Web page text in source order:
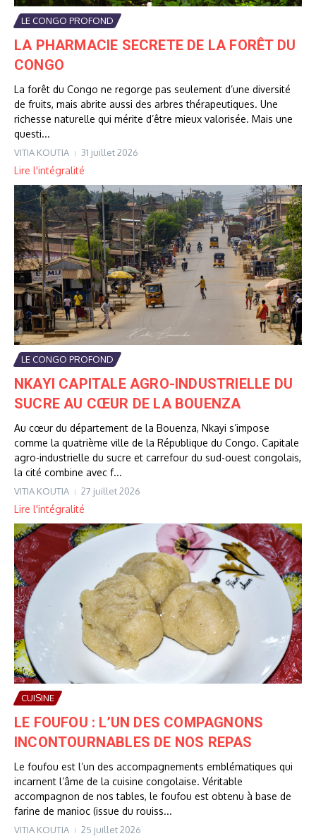
LE CONGO PROFOND
LA PHARMACIE SECRETE DE LA FORÊT DU
CONGO
La forêt du Congo ne regorge pas seulement d’une diversité
de fruits, mais abrite aussi des arbres thérapeutiques. Une
richesse naturelle qui mérite d’être mieux valorisée. Mais une
questi...
VITIA KOUTIA 31 juillet 2026
Lire l'intégralité
LE CONGO PROFOND
NKAYI CAPITALE AGRO-INDUSTRIELLE DU
SUCRE AU CŒUR DE LA BOUENZA
Au cœur du département de la Bouenza, Nkayi s’impose
comme la quatrième ville de la République du Congo. Capitale
agro-industrielle du sucre et carrefour du sud-ouest congolais,
la cité combine avec f...
VITIA KOUTIA 27 juillet 2026
Lire l'intégralité
CUISINE
LE FOUFOU : L’UN DES COMPAGNONS
INCONTOURNABLES DE NOS REPAS
Le foufou est l’un des accompagnements emblématiques qui
incarnent l’âme de la cuisine congolaise. Véritable
accompagnon de nos tables, le foufou est obtenu à base de
farine de manioc (issue du rouiss...
VITIA KOUTIA 25 juillet 2026